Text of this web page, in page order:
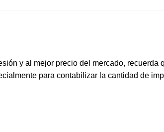
y al mejor precio del mercado, recuerda
para contabilizar la cantidad de